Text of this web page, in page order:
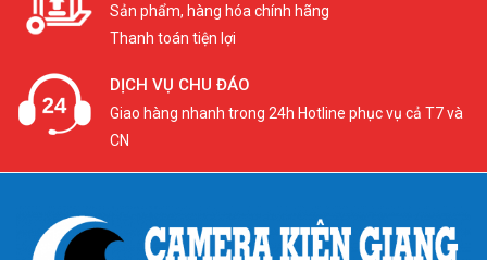
Sản phẩm, hàng hóa chính hãng
Thanh toán tiện lợi
DỊCH VỤ CHU ĐÁO
Giao hàng nhanh trong 24h Hotline phục vụ cả T7 và
CN